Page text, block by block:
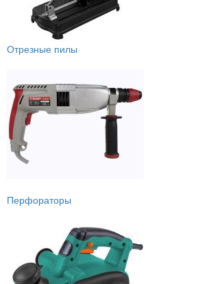
Отрезные пилы
Перфораторы